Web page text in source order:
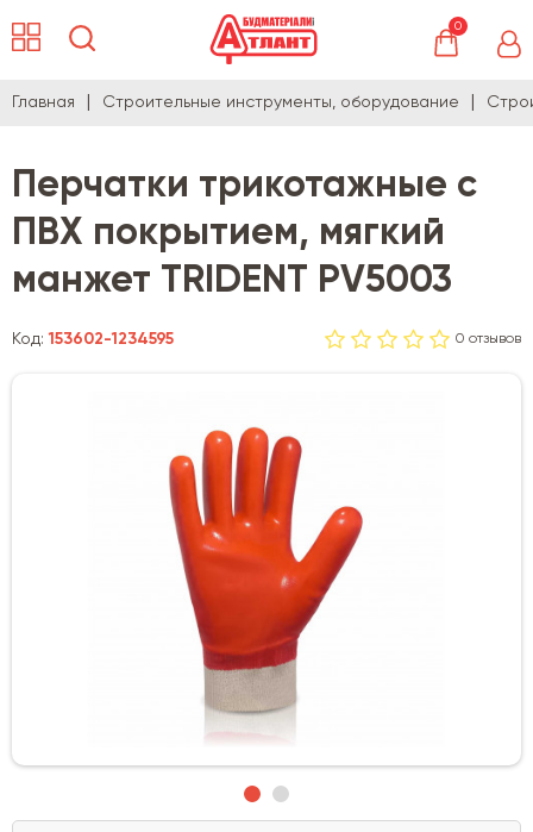
0
Главная Строительные инструменты, оборудование
Перчатки трикотажные с
ПВХ покрытием, мягкий
манжет TRIDENT PV5003
Код:153602-1234595 0 отзывов